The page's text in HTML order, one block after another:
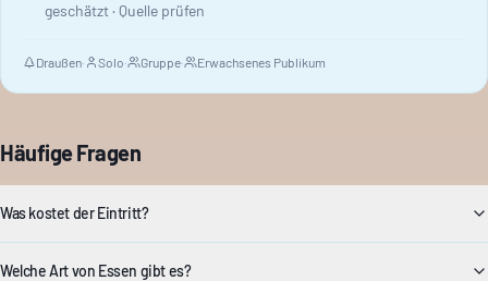
geschätzt · Quelle prüfen
Draußen· Solo· Gruppe· Erwachsenes Publikum
Häufige Fragen
Was kostet der Eintritt?
Welche Art von Essen gibt es?